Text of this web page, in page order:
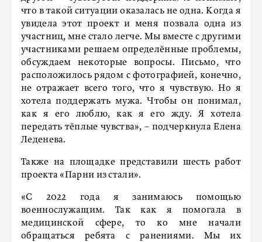
что в такой ситуации оказалась не одна. Когда я
увидела этот проект и меня позвала одна из
участниц, мне стало легче. Мы вместе с другими
участниками решаем определённые проблемы,
обсуждаем некоторые вопросы. Письмо, что
расположилось рядом с фотографией, конечно,
не отражает всего того, что я чувствую. Но я
хотела поддержать мужа. Чтобы он понимал,
как я его люблю, как я его жду. Я хотела
передать тёплые чувства», – подчеркнула Елена
Леденева.
Также на площадке представили шесть работ
проекта «Парни из стали».
«С 2022 года я занимаюсь помощью
военнослужащим. Так как я помогала в
медицинской сфере, то ко мне начали
обращаться ребята с ранениями. Мы их